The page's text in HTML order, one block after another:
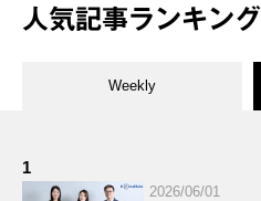
人気記事ランキング
Weekly
1
2026/06/01